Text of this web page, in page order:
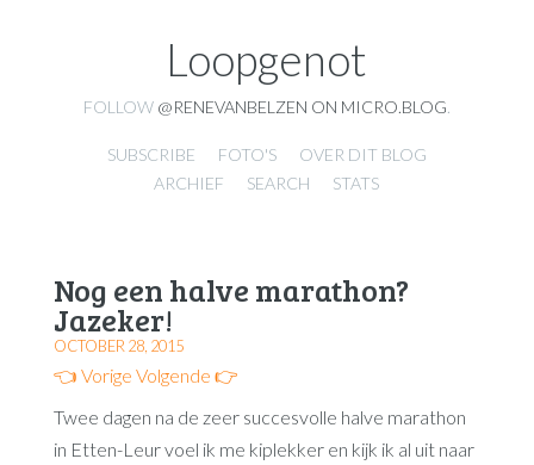
Loopgenot
FOLLOW @RENEVANBELZEN ON MICRO.BLOG
SUBSCRIBE FOTO'S
OVER DIT BLOG
ARCHIEF
SEARCH STATS
Nog een halve marathon?
Jazeker!
OCTOBER 28, 2015
👈 Vorige Volgende 👉
Twee dagen na de zeer succesvolle halve marathon
in Etten-Leur voel ik me kiplekker en kijk ik al uit naar